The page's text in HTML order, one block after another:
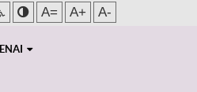
A= A+ A-